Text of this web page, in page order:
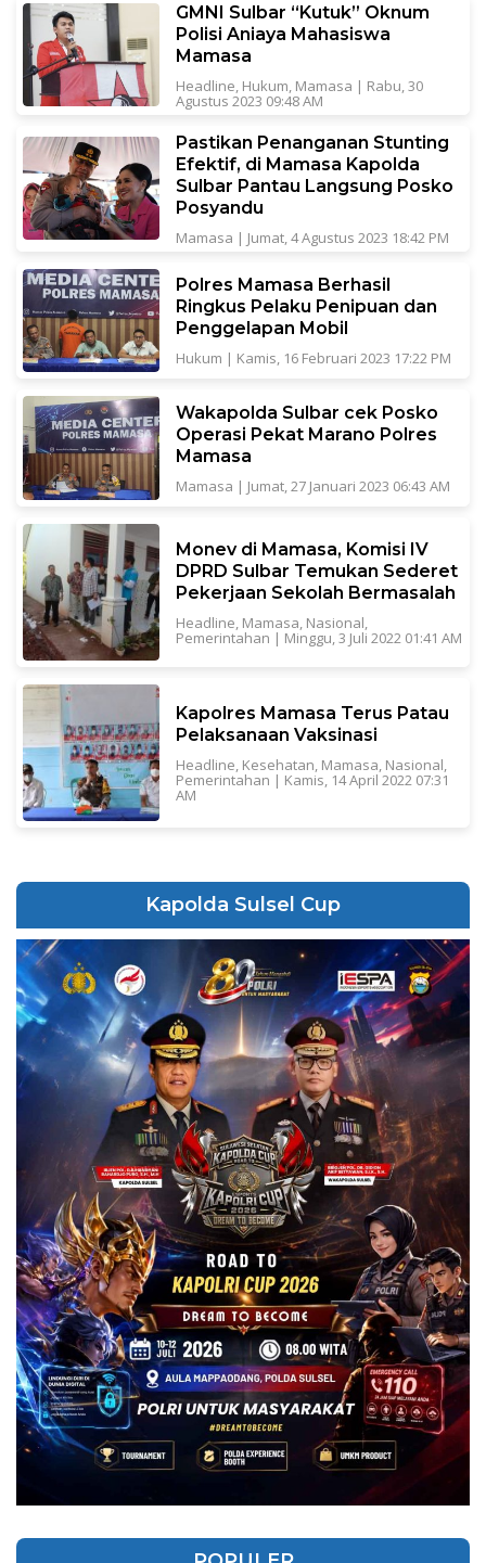
GMNI Sulbar “Kutuk” Oknum
Polisi Aniaya Mahasiswa
Mamasa
Headline, Hukum, Mamasa | Rabu, 30
Agustus 2023 09:48 AM
Pastikan Penanganan Stunting
Efektif, di Mamasa Kapolda
Sulbar Pantau Langsung Posko
Posyandu
Mamasa | Jumat, 4 Agustus 2023 18:42 PM
Polres Mamasa Berhasil
Ringkus Pelaku Penipuan dan
Penggelapan Mobil
Hukum | Kamis, 16 Februari 2023 17:22 PM
Wakapolda Sulbar cek Posko
Operasi Pekat Marano Polres
Mamasa
Mamasa | Jumat, 27 Januari 2023 06:43 AM
Monev di Mamasa, Komisi IV
DPRD Sulbar Temukan Sederet
Pekerjaan Sekolah Bermasalah
Headline, Mamasa, Nasional,
Pemerintahan | Minggu, 3 Juli 2022 01:41 AM
Kapolres Mamasa Terus Patau
Pelaksanaan Vaksinasi
Headline, Kesehatan, Mamasa, Nasional,
Pemerintahan | Kamis, 14 April 2022 07:31
AM
Kapolda Sulsel Cup